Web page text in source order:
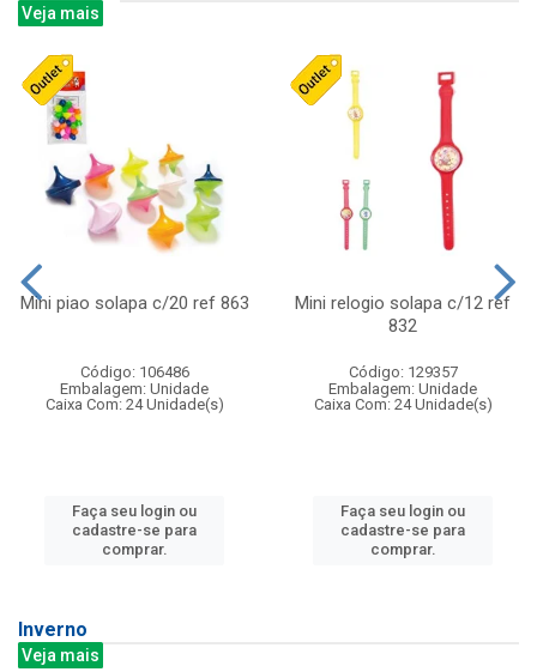
Veja mais
Mini piao solapa c/20 ref 863
Código: 106486
Embalagem: Unidade
Caixa Com: 24 Unidade(s)
Faça seu login ou
cadastre-se para
comprar.
Mini relogio solapa c/12 ref
832
Código: 129357
Embalagem: Unidade
Caixa Com: 24 Unidade(s)
Faça seu login ou
cadastre-se para
comprar.
Inverno
Veja mais